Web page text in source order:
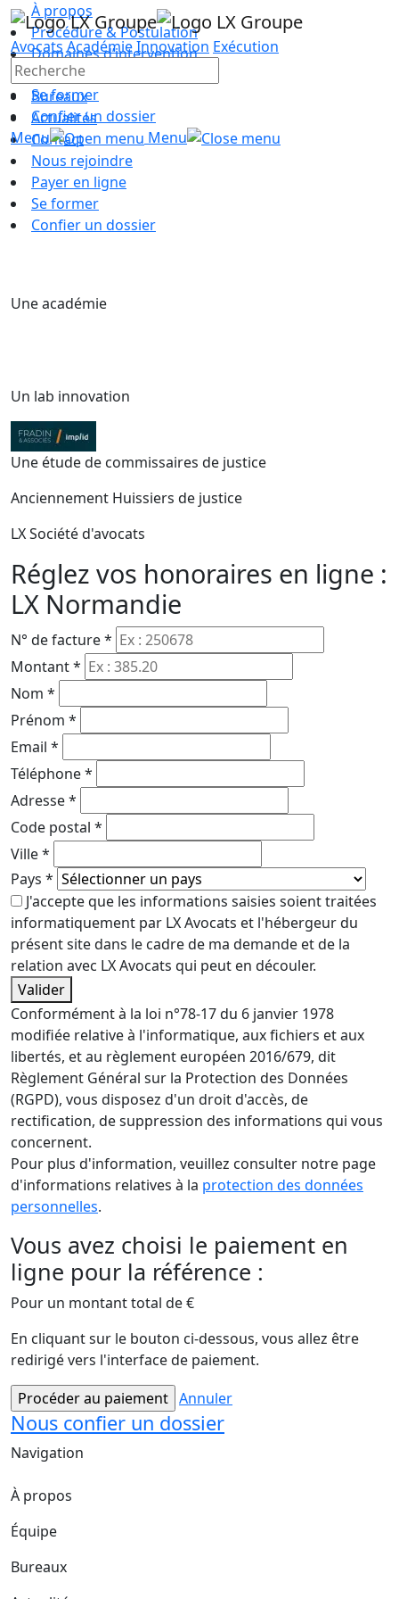
AvocatsAcadémieInnovation Exécution
Se former
Confier un dossier
Menu
Menu
À propos
Procédure & Postulation
Domaines d’intervention
Équipe
Bureaux
Actualités
Contact
Nous rejoindre
Payer en ligne
Se former
Confier un dossier
Une académie
Un lab innovation
Une étude de commissaires de justice
Anciennement Huissiers de justice
LX Société d'avocats
Réglez vos honoraires en ligne :
LX Normandie
N° de facture*
Montant*
Nom *
Prénom *
Email *
Téléphone*
Adresse*
Code postal *
Ville*
Pays *
J'accepte que les informations saisies soient traitées
informatiquement par LX Avocats et l'hébergeur du
présent site dans le cadre de ma demande et de la
relation avec LX Avocats qui peut en découler.
Valider
Conformément à la loi n°78-17 du 6 janvier 1978
modifiée relative à l'informatique, aux fichiers et aux
libertés, et au règlement européen 2016/679, dit
Règlement Général sur la Protection des Données
(RGPD), vous disposez d'un droit d'accès, de
rectification, de suppression des informations qui vous
concernent.
Pour plus d'information, veuillez consulter notre page
d'informations relatives à la protection des données
personnelles.
Vous avez choisi le paiement en
ligne pour la référence :
Pour un montant total de€
En cliquant sur le bouton ci-dessous, vous allez être
redirigé vers l'interface de paiement.
Annuler
Nous confier un dossier
Navigation
À propos
Équipe
Bureaux